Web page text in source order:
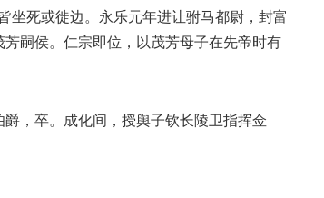
坐死或徙边。永乐元年进让驸马都尉，封富
嗣侯。仁宗即位，以茂芳母子在先帝时有
，卒。成化间，授舆子钦长陵卫指挥佥